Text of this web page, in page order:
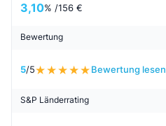
3,10% /156 €
Bewertung
5/5 Bewertung lesen
S&P Länderrating